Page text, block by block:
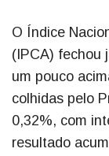
O Índice
(IPCA) fechou
um pouco
colhidas pelo
0,32%, com
resultado